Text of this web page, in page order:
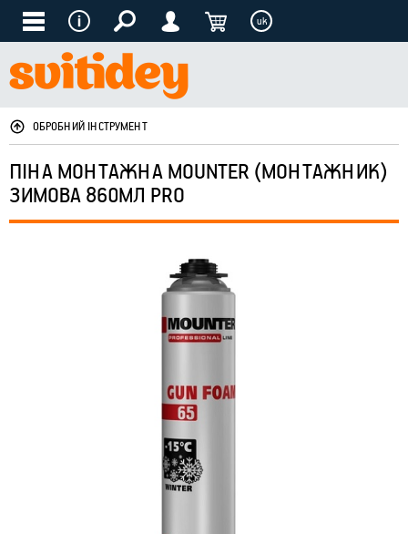
uk
ОБРОБНИЙ ІНСТРУМЕНТ
ПІНА МОНТАЖНА MOUNTER (МОНТАЖНИК)
ЗИМОВА 860МЛ PRO